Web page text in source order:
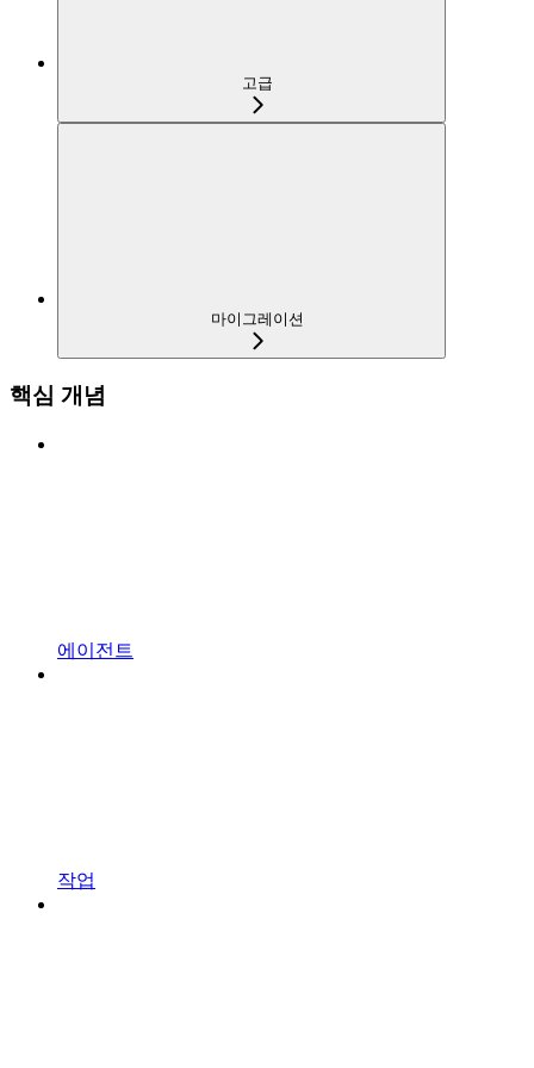
고급
마이그레이션
핵심 개념
에이전트
작업